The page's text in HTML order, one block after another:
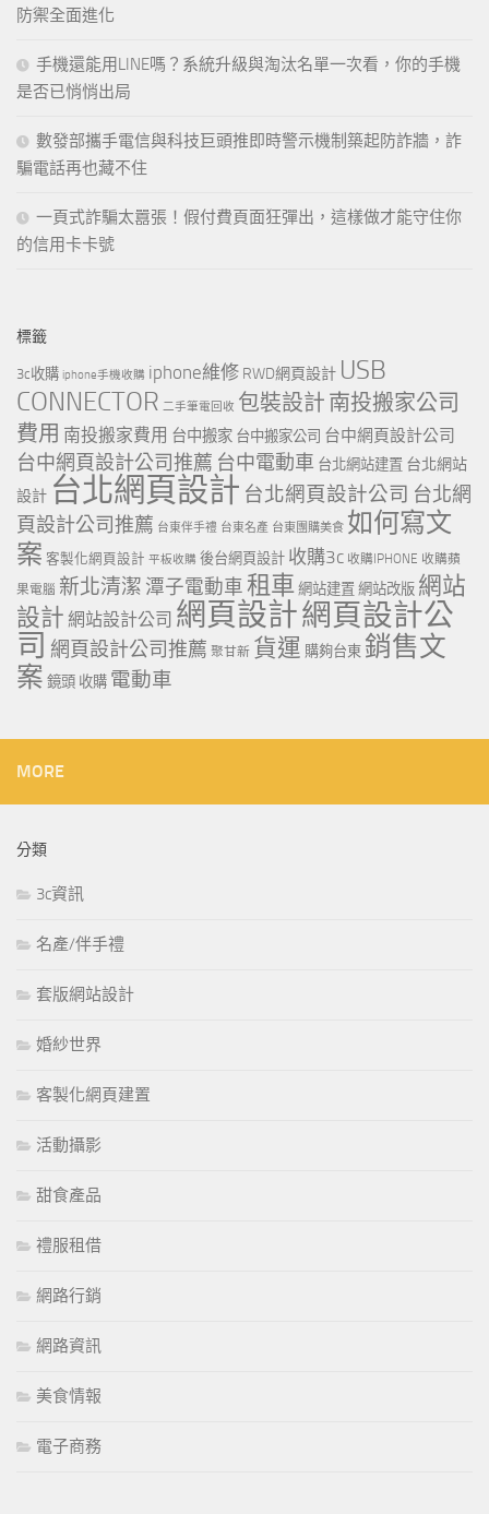
防禦全面進化
手機還能用LINE嗎？系統升級與淘汰名單一次看，你的手機
是否已悄悄出局
數發部攜手電信與科技巨頭推即時警示機制築起防詐牆，詐
騙電話再也藏不住
一頁式詐騙太囂張！假付費頁面狂彈出，這樣做才能守住你
的信用卡卡號
標籤
3c收購 iphone手機收購 iphone維修 RWD網頁設計 USB
CONNECTOR 二手筆電回收 包裝設計 南投搬家公司
費用 南投搬家費用 台中搬家 台中搬家公司 台中網頁設計公司
台中網頁設計公司推薦 台中電動車 台北網站建置 台北網站
設計 台北網頁設計 台北網頁設計公司 台北網
頁設計公司推薦 台東伴手禮 台東名產 台東團購美食 如何寫文
案 客製化網頁設計 平板收購 後台網頁設計 收購3c 收購IPHONE 收購蘋
果電腦 新北清潔 潭子電動車租車 網站建置 網站改版 網站
設計 網站設計公司 網頁設計網頁設計公
司 網頁設計公司推薦 聚甘新 貨運 購夠台東 銷售文
案 鏡頭 收購 電動車
MORE
分類
3c資訊
名產/伴手禮
套版網站設計
婚紗世界
客製化網頁建置
活動攝影
甜食產品
禮服租借
網路行銷
網路資訊
美食情報
電子商務